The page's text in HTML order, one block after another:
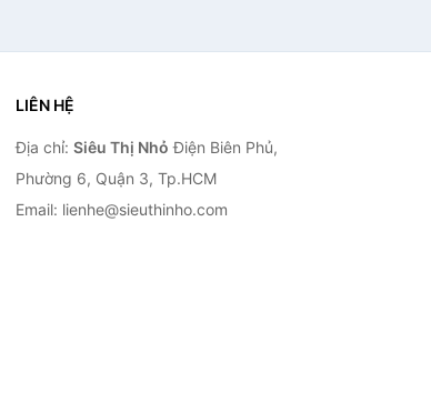
LIÊN HỆ
Địa chỉ: Siêu Thị Nhỏ Điện Biên Phủ,
Phường 6, Quận 3, Tp.HCM
Email: lienhe@sieuthinho.com